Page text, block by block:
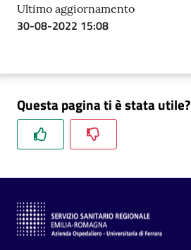
e
m
i
n
a
z
i
Ultimo aggiornamento
30-08-2022 15:08
Questa pagina ti è stata utile?